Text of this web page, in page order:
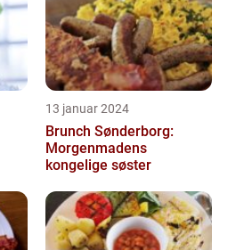
13 januar 2024
Brunch Sønderborg:
Morgenmadens
kongelige søster